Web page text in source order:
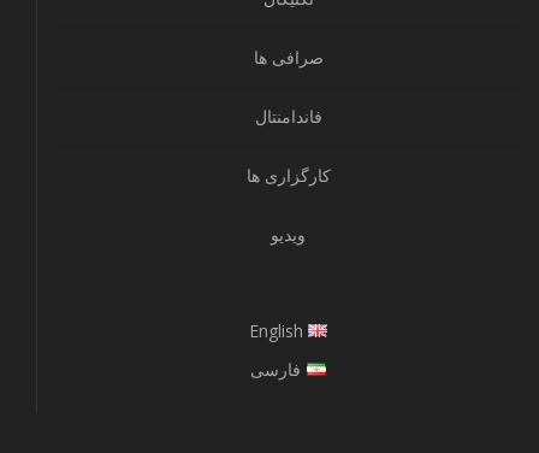
صرافی ها
فاندامنتال
کارگزاری ها
ویدیو
English
فارسی